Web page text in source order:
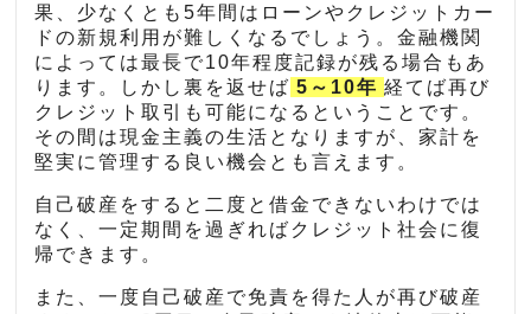
果、少なくとも5年間はローンやクレジットカー
ドの新規利用が難しくなるでしょう。金融機関
によっては最長で10年程度記録が残る場合もあ
ります。しかし裏を返せば 5～10年 経てば再び
クレジット取引も可能になるということです。
その間は現金主義の生活となりますが、家計を
堅実に管理する良い機会とも言えます。
自己破産をすると二度と借金できないわけでは
なく、一定期間を過ぎればクレジット社会に復
帰できます。
また、一度自己破産で免責を得た人が再び破産